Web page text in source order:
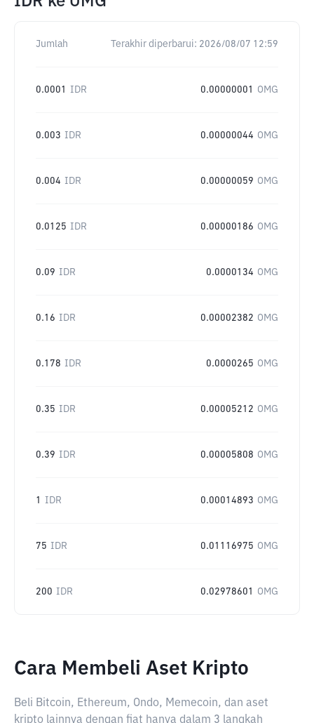
Jumlah Terakhir diperbarui: 2026/08/07 12:59
0.0001 IDR 0.00000001 OMG
0.003 IDR 0.00000044 OMG
0.004 IDR 0.00000059 OMG
0.0125 IDR 0.00000186 OMG
0.09 IDR 0.0000134 OMG
0.16 IDR 0.00002382 OMG
0.178 IDR 0.0000265 OMG
0.35 IDR 0.00005212 OMG
0.39 IDR 0.00005808 OMG
1 IDR 0.00014893 OMG
75 IDR 0.01116975 OMG
200 IDR 0.02978601 OMG
Cara Membeli Aset Kripto
Beli Bitcoin, Ethereum, Ondo, Memecoin, dan aset
kripto lainnya dengan fiat hanya dalam 3 langkah